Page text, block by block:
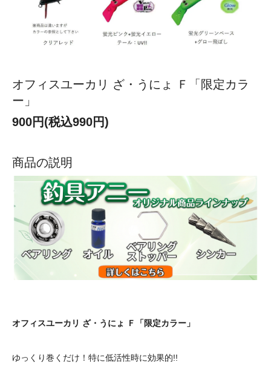
オフィスユーカリ ざ・うにょ Ｆ「限定カラ
ー」
900円(税込990円)
商品の説明
オフィスユーカリ ざ・うにょ Ｆ「限定カラー」
ゆっくり巻くだけ！特に低活性時に効果的!!